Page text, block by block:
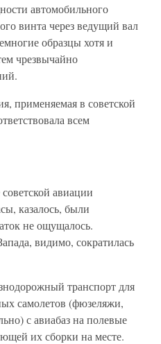
автомобильного
винта через ведущий вал
образцы хотя и
чрезвычайно
применяемая в советской
всем
авиации
казалось, были
не ощущалось.
видимо, сократилась
транспорт для
самолетов (фюзеляжи,
с авиабаз на полевые
их сборки на месте.